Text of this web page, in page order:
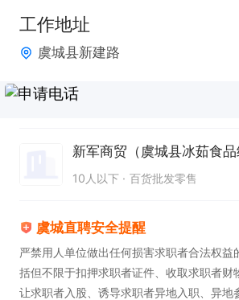
工作时间：長白班
工作地址
虞城县新建路
新军商贸（虞城县冰茹食品
10人以下 百货批发零售
虞城直聘安全提醒
严禁用人单位做出任何损害求职者合法权益
括但不限于扣押求职者证件、收取求职者财
让求职者入股、诱导求职者异地入职、异地